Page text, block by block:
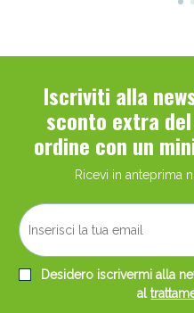
Iscriviti alla
sconto extra
ordine con un
Ricevi in anteprima
Desidero iscrivermi alla
al